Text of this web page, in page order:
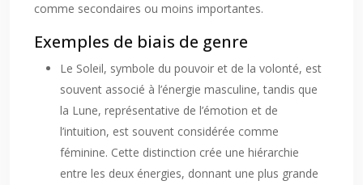
comme secondaires ou moins importantes.
Exemples de biais de genre
Le Soleil, symbole du pouvoir et de la volonté, est
souvent associé à l’énergie masculine, tandis que
la Lune, représentative de l’émotion et de
l’intuition, est souvent considérée comme
féminine. Cette distinction crée une hiérarchie
entre les deux énergies, donnant une plus grande